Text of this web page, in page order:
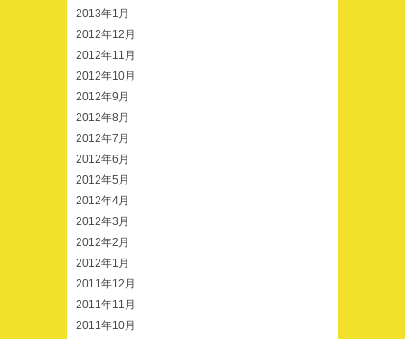
2013年1月
2012年12月
2012年11月
2012年10月
2012年9月
2012年8月
2012年7月
2012年6月
2012年5月
2012年4月
2012年3月
2012年2月
2012年1月
2011年12月
2011年11月
2011年10月